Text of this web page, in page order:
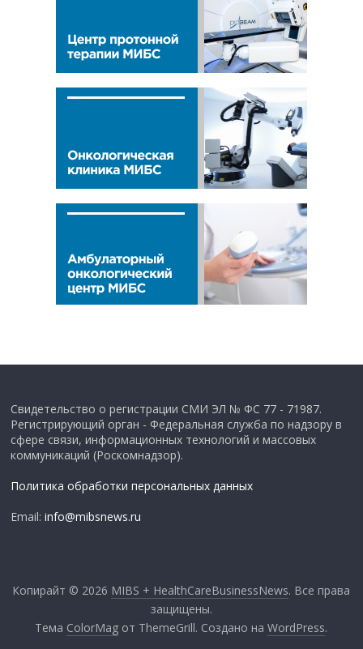
Свидетельство о регистрации СМИ ЭЛ № ФС 77 - 71987.
Регистрирующий орган - Федеральная служба по надзору в
сфере связи, информационных технологий и массовых
коммуникаций (Роскомнадзор).
Политика обработки персональных данных
Email:info@mibsnews.ru
Копирайт © 2026 MIBS + HealthCareBusinessNews. Все права
защищены.
Тема ColorMag от ThemeGrill. Создано наWordPress.